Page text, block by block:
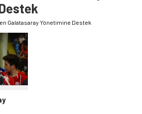
Galatasaray Yönetimine Destek